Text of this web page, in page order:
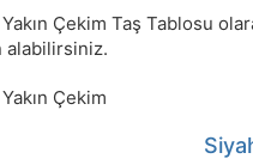
Çekim Taş Tablosu
alabilirsiniz.
Çekim